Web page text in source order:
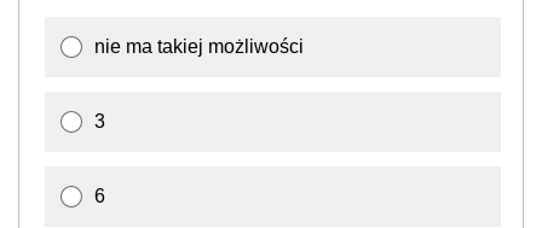
nie ma takiej możliwości
3
6